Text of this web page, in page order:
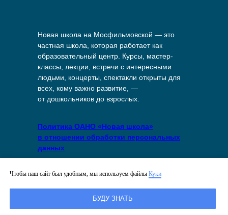
Новая школа на Мосфильмовской — это
частная школа, которая работает как
образовательный центр. Курсы, мастер-
классы, лекции, встречи с интересными
людьми, концерты, спектакли открыты для
всех, кому важно развитие, —
от дошкольников до взрослых.
Политика ОАНО «Новая школа»
в отношении обработки персональных
данных
на сайте
Чтобы наш сайт был удобным, мы используем файлы Куки
БУДУ ЗНАТЬ